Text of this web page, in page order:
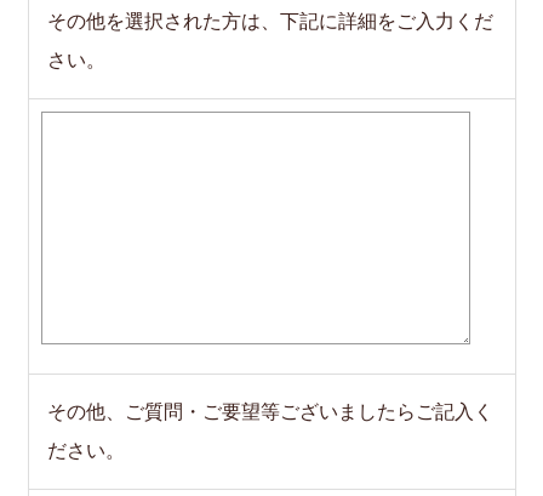
その他を選択された方は、下記に詳細をご入力くだ
さい。
その他、ご質問・ご要望等ございましたらご記入く
ださい。